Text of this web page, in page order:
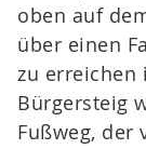
oben auf
über einen
zu erreichen
Bürgersteig
Fußweg, der